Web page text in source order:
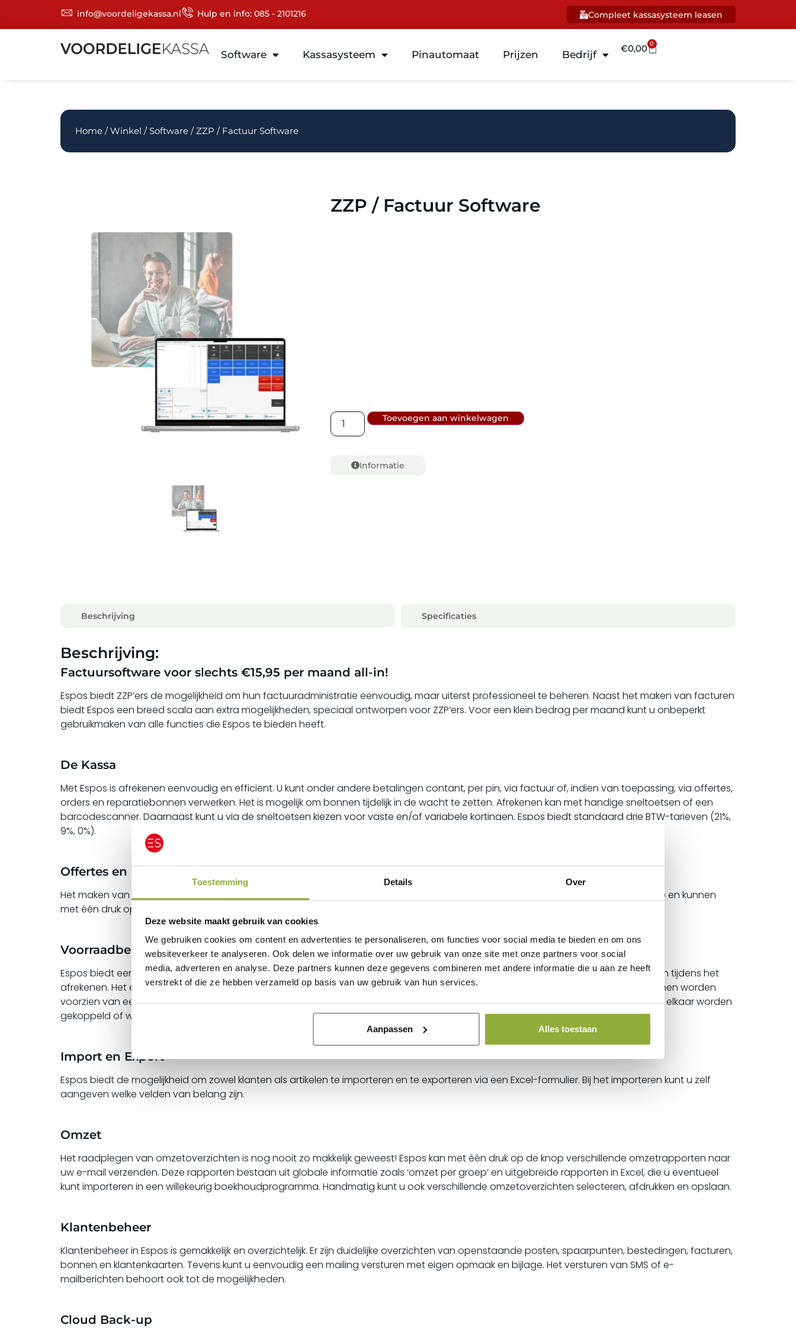
Toestemming Details Over
Deze website maakt gebruik van cookies
We gebruiken cookies om content en advertenties te personaliseren, om functies voor social media te bieden en om ons
websiteverkeer te analyseren. Ook delen we informatie over uw gebruik van onze site met onze partners voor social
media, adverteren en analyse. Deze partners kunnen deze gegevens combineren met andere informatie die u aan ze heeft
verstrekt of die ze hebben verzameld op basis van uw gebruik van hun services.
Aanpassen Alles toestaan
info@voordeligekassa.nl Hulp en info: 085 - 2101216 Compleet kassasysteem leasen
Software Kassasysteem Pinautomaat Prijzen Bedrijf
€0,00 0
Home /Winkel /Software / ZZP / Factuur Software
ZZP / Factuur Software
Toevoegen aan winkelwagen
Informatie
Beschrijving Specificaties
Beschrijving:
Factuursoftware voor slechts €15,95 per maand all-in!
Espos biedt ZZP’ers de mogelijkheid om hun factuuradministratie eenvoudig, maar uiterst professioneel te beheren. Naast het maken van facturen
biedt Espos een breed scala aan extra mogelijkheden, speciaal ontworpen voor ZZP’ers. Voor een klein bedrag per maand kunt u onbeperkt
gebruikmaken van alle functies die Espos te bieden heeft.
De Kassa
Met Espos is afrekenen eenvoudig en efficiënt. U kunt onder andere betalingen contant, per pin, via factuur of, indien van toepassing, via offertes,
orders en reparatiebonnen verwerken. Het is mogelijk om bonnen tijdelijk in de wacht te zetten. Afrekenen kan met handige sneltoetsen of een
barcodescanner. Daarnaast kunt u via de sneltoetsen kiezen voor vaste en/of variabele kortingen. Espos biedt standaard drie BTW-tarieven (21%,
9%, 0%).
Offertes en Reparatieformulieren
Het maken van een offerte of order is in Espos eenvoudig. Gemaakte orders en offertes zijn snel terug te vinden met de zoekfunctie en kunnen
met één druk op de knop worden omgezet naar een factuur. Ook het wijzigen van een offerte of order is eenvoudig te realiseren.
Voorraadbeheer
Espos biedt een uitgebreid voorraadbeheersysteem. U kunt werken met minimumvoorraden, besteladviezen en voorraadmeldingen tijdens het
afrekenen. Het exporteren van voorraadgegevens naar Excel is mogelijk, evenals het importeren van artikelvoorraden. Artikelen kunnen worden
voorzien van een barcode en er is de mogelijkheid om zelf barcodelabels te drukken met prijs en omschrijving. Artikelen kunnen aan elkaar worden
gekoppeld of worden voorzien van een keuzemenu.
Import en Export
Espos biedt de mogelijkheid om zowel klanten als artikelen te importeren en te exporteren via een Excel-formulier. Bij het importeren kunt u zelf
aangeven welke velden van belang zijn.
Omzet
Het raadplegen van omzetoverzichten is nog nooit zo makkelijk geweest! Espos kan met één druk op de knop verschillende omzetrapporten naar
uw e-mail verzenden. Deze rapporten bestaan uit globale informatie zoals ‘omzet per groep’ en uitgebreide rapporten in Excel, die u eventueel
kunt importeren in een willekeurig boekhoudprogramma. Handmatig kunt u ook verschillende omzetoverzichten selecteren, afdrukken en opslaan.
Klantenbeheer
Klantenbeheer in Espos is gemakkelijk en overzichtelijk. Er zijn duidelijke overzichten van openstaande posten, spaarpunten, bestedingen, facturen,
bonnen en klantenkaarten. Tevens kunt u eenvoudig een mailing versturen met eigen opmaak en bijlage. Het versturen van SMS of e-
mailberichten behoort ook tot de mogelijkheden.
Cloud Back-up